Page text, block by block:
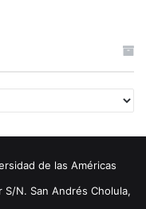
de las Américas
S/N. San Andrés Cholula,